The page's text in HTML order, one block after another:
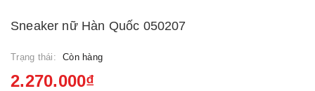
Sneaker nữ Hàn Quốc 050207
Trạng thái: Còn hàng
2.270.000₫